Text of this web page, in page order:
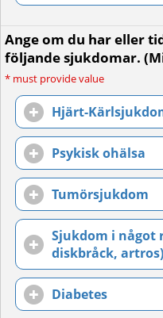
Ange om du har eller
följande sjukdomar.
* must provide value
Hjärt-
Psykisk ohälsa
Tumörsjukdom
Sjukdom i något
diskbråck, artros)
Diabetes